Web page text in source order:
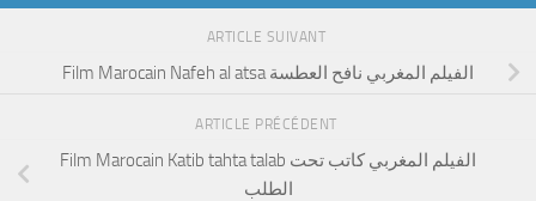
ARTICLE SUIVANT
Film Marocain Nafeh al atsa الفيلم المغربي نافح العطسة
ARTICLE PRÉCÉDENT
Film Marocain Katib tahta talab الفيلم المغربي كاتب تحت
الطلب